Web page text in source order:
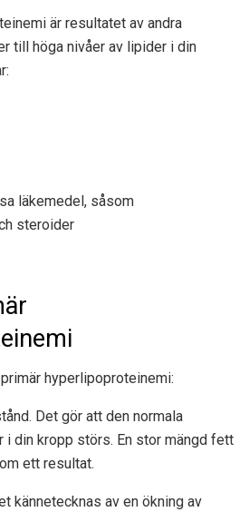
är resultatet av andra
till höga nivåer av lipider i din
läkemedel, såsom
steroider
hyperlipoproteinemi:
Det gör att den normala
i din kropp störs. En stor mängd fett
ett resultat.
kännetecknas av en ökning av